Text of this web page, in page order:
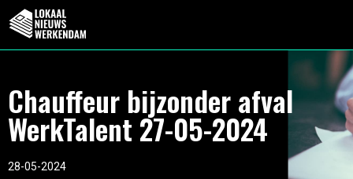
Chauffeur bijzonder afval
WerkTalent 27-05-2024
28-05-2024